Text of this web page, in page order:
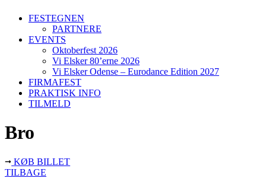
FESTEGNEN
PARTNERE
EVENTS
Oktoberfest 2026
Vi Elsker 80’erne 2026
Vi Elsker Odense – Eurodance Edition 2027
FIRMAFEST
PRAKTISK INFO
TILMELD
Bro
KØB BILLET
TILBAGE